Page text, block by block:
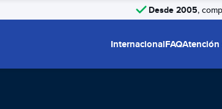
Desde 2005,
InternacionalFAQ